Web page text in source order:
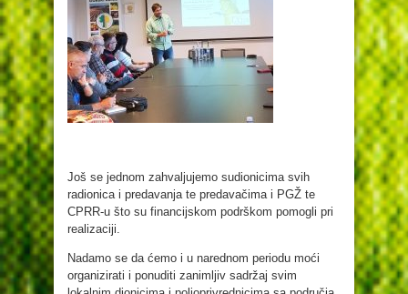
Još se jednom zahvaljujemo sudionicima svih
radionica i predavanja te predavačima i PGŽ te
CPRR-u što su financijskom podrškom pomogli pri
realizaciji.
Nadamo se da ćemo i u narednom periodu moći
organizirati i ponuditi zanimljiv sadržaj svim